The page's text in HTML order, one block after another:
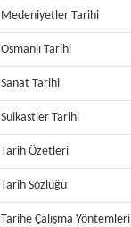
Medeniyetler Tarihi
Osmanlı Tarihi
Sanat Tarihi
Suikastler Tarihi
Tarih Özetleri
Tarih Sözlüğü
Tarihe Çalışma Yöntemleri